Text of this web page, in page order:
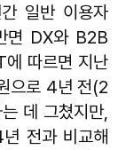
일반 이용자
면 DX와 B2B
에 따르면 지난
으로 4년 전(2
데 그쳤지만,
전과 비교해